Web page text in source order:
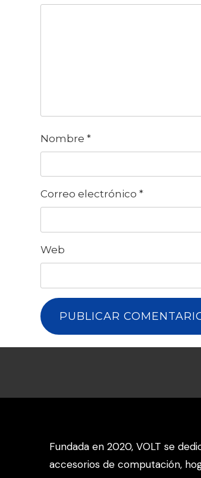
Nombre *
Correo electrónico *
Web
Fundada en 2020, VOLT se
accesorios de computación,